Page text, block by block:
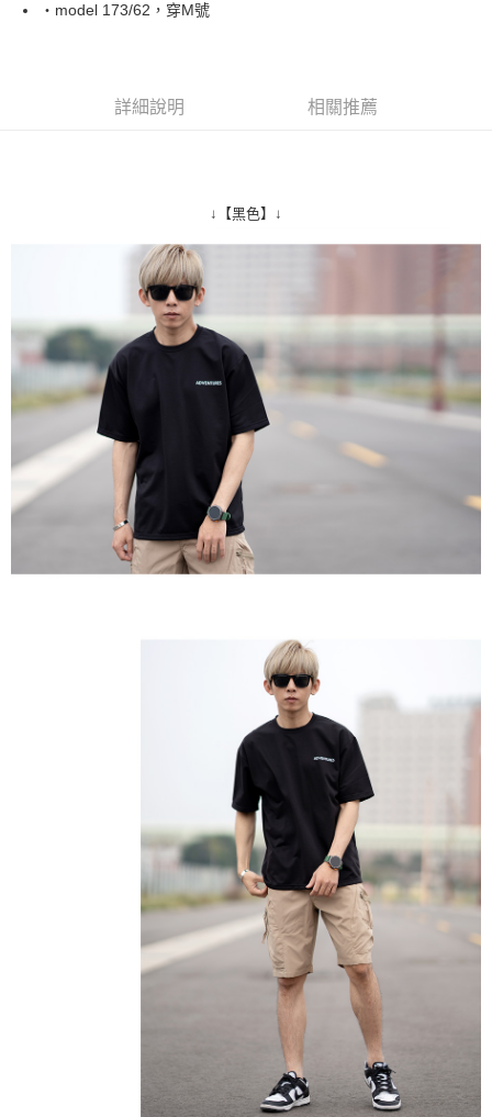
AFTEE先享後付是「在收到商品之後才付款」的支付方式。 讓您購物簡單
【「AFTEE先享後付」結帳流程】
結帳頁面，進行簡訊認證並確認金額後，即可完成結帳。
２．訂單成立數日內，您將收到繳費通知簡訊。
３．收到繳費通知簡訊後14天內，點擊此簡訊中的連結，可透過四大超商／
ATM／網路銀行／等多元方式進行付款，方視為交易完成。
※ 請注意：結帳手續完成當下不需立刻繳費，但若您需要取消訂單，請聯絡
購買商品的店家。未經商家同意取消之訂單仍視為有效，需透過AFTEE先享
後付繳納相關費用。
※ 交易是否成功請以「AFTEE先享後付 」之結帳頁面顯示為準，若有關於
是否繳費成功／繳費後需取消欲退款等相關疑問，請聯繫「AFTEE先享後付
客戶支援中心」https://netprotections.freshdesk.com/support/home
【注意事項】
１．透過由恩沛科技股份有限公司提供之「AFTEE先享後付」服務完成之交
易，需依本服務之必要範圍內提供個人資料，並將交易相關給付款項請求債
權轉讓予恩沛科技股份有限公司。
２．關於個人資料處理事宜，請瀏覽以下網址：
https://aftee.tw/terms/#terms3
４．使用「AFTEE先享後付」時，將依據個別帳號之用戶狀況，依本公司即
時審查核予不同之上限額度；若仍有額度不足之情形，本公司將視審查結果
５．嚴禁一人註冊多個帳號或使用他人資訊註冊。若發現惡意使用之情形，
恩沛科技股份有限公司將有權停止該用戶之使用額度並採取法律行動。
每筆NT$80，滿NT$1,800(含以上)免運費
每筆NT$80，滿NT$1,800(含以上)免運費
7-11付款取貨
每筆NT$80，滿NT$1,800(含以上)免運費
先付款後7-11取貨
每筆NT$80，滿NT$1,800(含以上)免運費
宅配
每筆NT$120，滿NT$3,000(含以上)免運費
‧model 173/62，穿M號
詳細說明 相關推薦
↓【黑色】↓